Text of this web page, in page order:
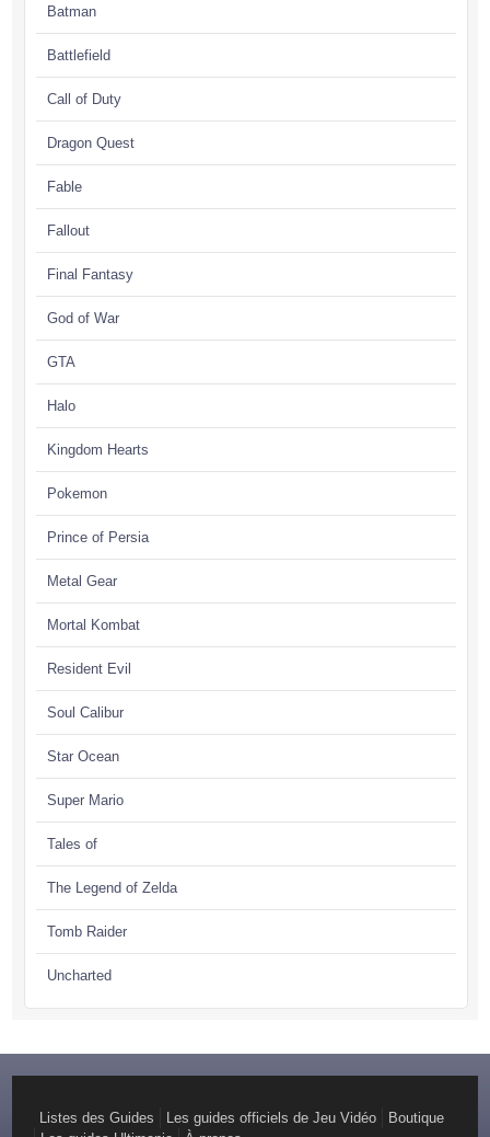
Batman
Battlefield
Call of Duty
Dragon Quest
Fable
Fallout
Final Fantasy
God of War
GTA
Halo
Kingdom Hearts
Pokemon
Prince of Persia
Metal Gear
Mortal Kombat
Resident Evil
Soul Calibur
Star Ocean
Super Mario
Tales of
The Legend of Zelda
Tomb Raider
Uncharted
Listes des Guides Les guides officiels de Jeu Vidéo
Boutique